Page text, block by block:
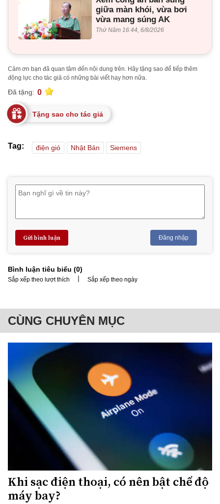
giữa màn khói, vừa bơi
vừa mang súng AK
Thứ Năm 16:44, 6/8/2026
Cảm ơn bạn đã quan tâm đến nội dung trên. Hãy tặng sao để tiếp thêm
động lực cho tác giả có những bài viết hay hơn nữa.
Đã tặng: 0
Tặng sao cho tác giả
Tag: điện gió Nhật Bản Siemens
Gửi bình luận Đăng nhập
Bình luận tiêu biểu (0)
Sắp xếp theo lượt thích | Sắp xếp theo ngày
CÙNG CHUYÊN MỤC
Khi sạc điện thoại, có nên bật chế độ
máy bay?